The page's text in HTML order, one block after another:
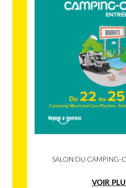
SALON DU CAMPING-
VOIR